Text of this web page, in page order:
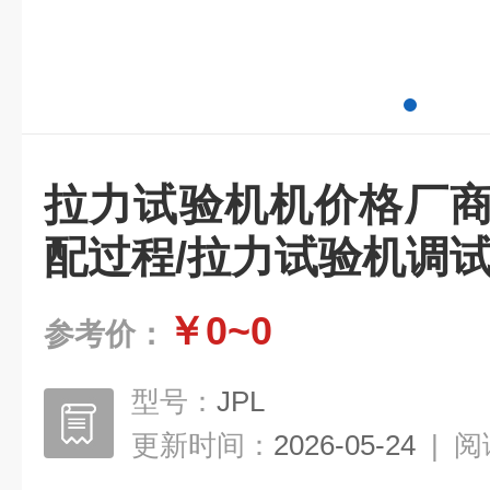
拉力试验机机价格厂
配过程/拉力试验机调
参考价： ￥0~0
型号： JPL
更新时间： 2026-05-24 | 阅